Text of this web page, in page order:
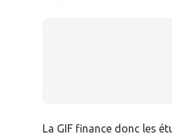
La GIF finance donc les